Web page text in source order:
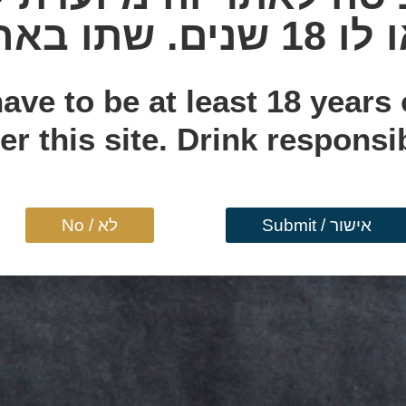
כשתגיעו לגיל 18!
forward to drinking
with you once you turn
באחריות!
to be at least 18 years
this site. Drink
אישור / Submit לא / No